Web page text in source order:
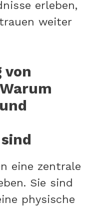
erleben,
weiter
von
eine zentrale
Sie sind
physische